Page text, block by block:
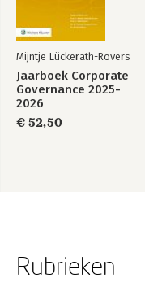
Mijntje Lückerath-Rovers
Jaarboek Corporate
Governance 2025-
2026
€ 52,50
Rubrieken